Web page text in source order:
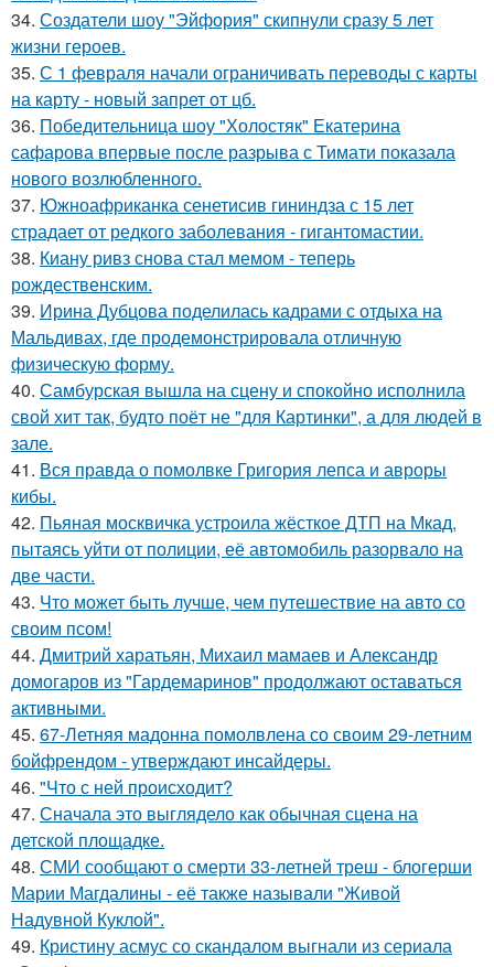
34. Создатели шоу "Эйфория" скипнули сразу 5 лет
жизни героев.
35. С 1 февраля начали ограничивать переводы с карты
на карту - новый запрет от цб.
36. Победительница шоу "Холостяк" Екатерина
сафарова впервые после разрыва с Тимати показала
нового возлюбленного.
37. Южноафриканка сенетисив гининдза с 15 лет
страдает от редкого заболевания - гигантомастии.
38. Киану ривз снова стал мемом - теперь
рождественским.
39. Ирина Дубцова поделилась кадрами с отдыха на
Мальдивах, где продемонстрировала отличную
физическую форму.
40. Самбурская вышла на сцену и спокойно исполнила
свой хит так, будто поёт не "для Картинки", а для людей в
зале.
41. Вся правда о помолвке Григория лепса и авроры
кибы.
42. Пьяная москвичка устроила жёсткое ДТП на Мкад,
пытаясь уйти от полиции, её автомобиль разорвало на
две части.
43. Что может быть лучше, чем путешествие на авто со
своим псом!
44. Дмитрий харатьян, Михаил мамаев и Александр
домогаров из "Гардемаринов" продолжают оставаться
активными.
45. 67-Летняя мадонна помолвлена со своим 29-летним
бойфрендом - утверждают инсайдеры.
46. "Что с ней происходит?
47. Сначала это выглядело как обычная сцена на
детской площадке.
48. СМИ сообщают о смерти 33-летней треш - блогерши
Марии Магдалины - её также называли "Живой
Надувной Куклой".
49. Кристину асмус со скандалом выгнали из сериала